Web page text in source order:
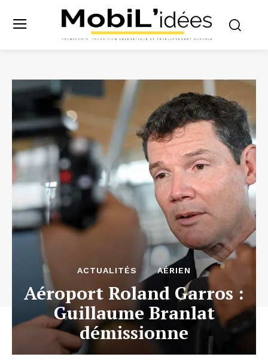
ACTUALITÉS AÉRIEN
Aéroport Roland Garros :
Guillaume Branlat
démissionne